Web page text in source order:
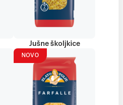
Jušne školjkice
NOVO